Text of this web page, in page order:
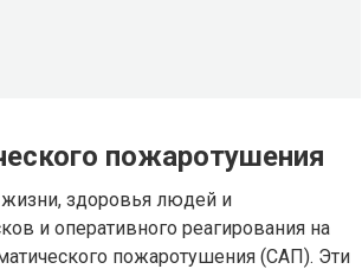
пожаротушения
жизни, здоровья людей и
и оперативного реагирования на
пожаротушения (САП). Эти